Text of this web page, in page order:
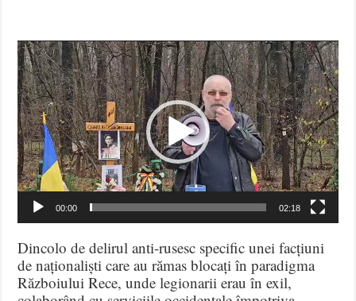
Video
Player
00:00 02:18
Dincolo de delirul anti-rusesc specific unei facțiuni
de naționaliști care au rămas blocați în paradigma
Războiului Rece, unde legionarii erau în exil,